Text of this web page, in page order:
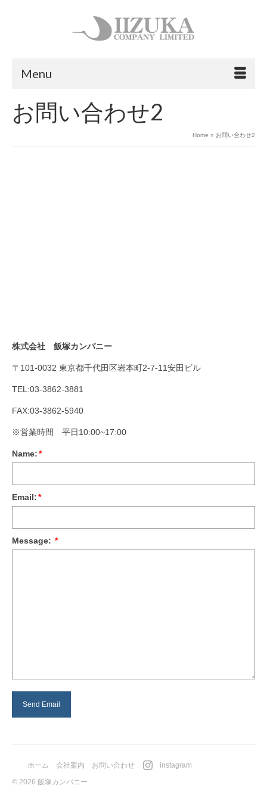
Menu
お問い合わせ2
Home » お問い合わせ2
株式会社 飯塚カンパニー
〒101-0032 東京都千代田区岩本町2-7-11安田ビル
TEL:03-3862-3881
FAX:03-3862-5940
※営業時間 平日10:00~17:00
Name:*
Email:*
Message: *
ホーム 会社案内 お問い合わせ
instagram
© 2026 飯塚カンパニー